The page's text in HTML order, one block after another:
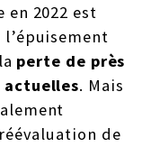
2022 est
perte de près
actuelles. Mais
de